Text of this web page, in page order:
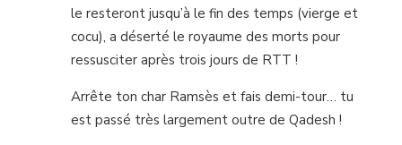
le resteront jusqu’à le fin des temps (vierge et
cocu), a déserté le royaume des morts pour
ressusciter après trois jours de RTT !
Arrête ton char Ramsès et fais demi-tour… tu
est passé très largement outre de Qadesh !